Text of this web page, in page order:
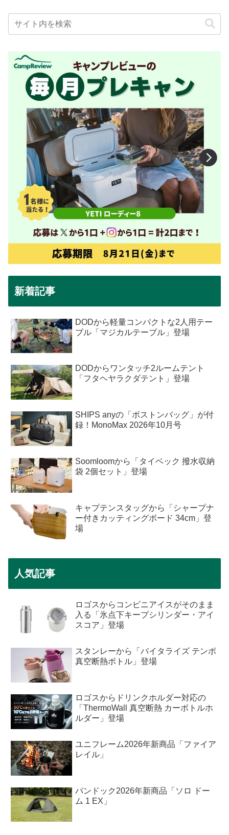
新着記事
DODから軽量コンパクトな2人用テー
ブル「マジカルテーブル」登場
DODからワンタッチ2ルームテント
「フタヘヤラクダテント」登場
SHIPS anyの「ボストンバッグ」が付
録！MonoMax 2026年10月号
Soomloomから「タイベック 撥水収納
袋 2個セット」登場
キャプテンスタッグから「シャープナ
ー付きカッティングボード 34cm」登
場
人気記事
ロゴスからコンビニアイスがそのまま
入る「氷点下キープシリンダー・アイ
スコア」登場
スタンレーから「バイタライズ テンポ
真空断熱ボトル」登場
ロゴスからドリンクホルダー対応の
「ThermoWall 真空断熱 カーボトルホ
ルダー」登場
ユニフレーム2026年新商品「ファイア
レイル」
バンドック2026年新商品「ソロ ドー
ム 1 EX」